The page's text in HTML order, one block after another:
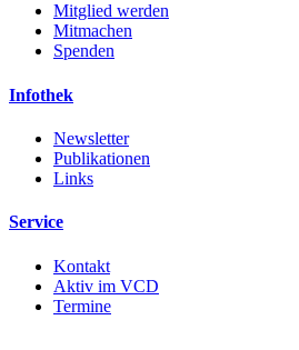
Mitglied werden
Mitmachen
Spenden
Infothek
Newsletter
Publikationen
Links
Service
Kontakt
Aktiv im VCD
Termine